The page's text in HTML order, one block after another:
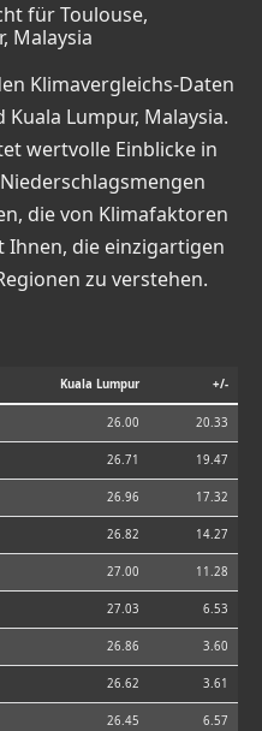
für Toulouse,
Malaysia
Klimavergleichs-Daten
Lumpur, Malaysia.
wertvolle Einblicke in
die von Klimafaktoren
die einzigartigen
zu verstehen.
Kuala Lumpur +/-
26.00 20.33
26.71 19.47
26.96 17.32
26.82 14.27
27.00 11.28
27.03 6.53
26.86 3.60
26.62 3.61
26.45 6.57